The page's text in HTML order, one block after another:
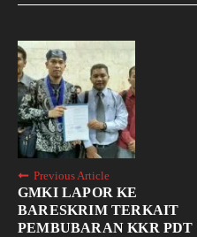
Previous Article
GMKI LAPOR KE
BARESKRIM TERKAIT
PEMBUBARAN KKR PDT